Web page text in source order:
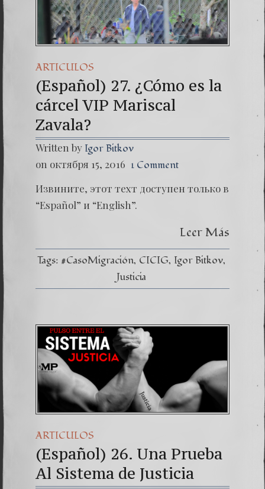
ARTICULOS
(Español) 27. ¿Cómo es la
cárcel VIP Mariscal
Zavala?
Written by Igor Bitkov
on октября 15, 2016 1 Comment
Извините, этот техт доступен только в
“Español” и “English”.
Leer Más
Tags: #CasoMigración CICIG Igor Bitkov
Justicia
ARTICULOS
(Español) 26. Una Prueba
Al Sistema de Justicia